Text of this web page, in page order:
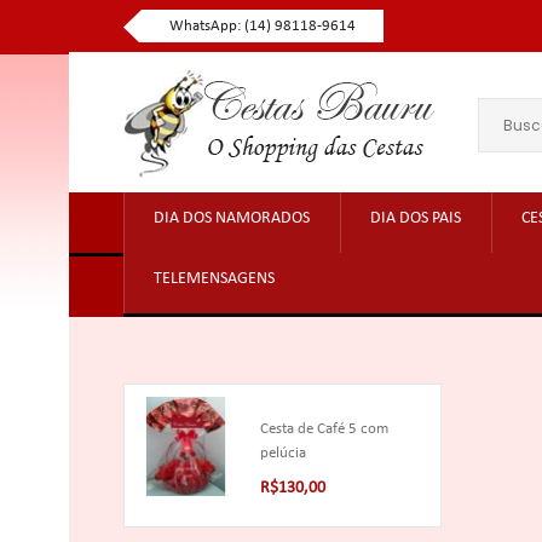
WhatsApp: (14) 98118-9614
DIA DOS NAMORADOS DIA DOS PAIS
TELEMENSAGENS
Cesta de Café 5 com
pelúcia
R$130,00